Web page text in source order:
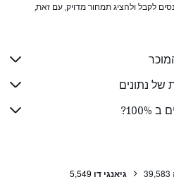
של נתונים
39,583 גיאנגי דו 5,549